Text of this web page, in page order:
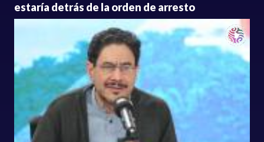
estaría detrás de la orden de arresto